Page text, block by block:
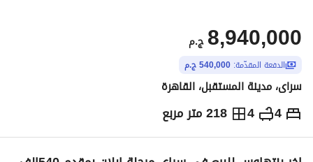
ج.م 8,940,000
الدفعة المقدّمة: 540,000 ج.م
سراى، مدينة المستقبل، القاهرة
4
4 218 متر مربع ج.م8,940,000